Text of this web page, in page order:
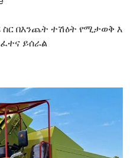
በእንጨት ተሽዕት የሚታወቅ እ
ፈተና ይሰራል